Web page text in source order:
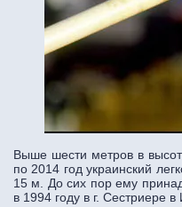
Выше шести метров в
по 2014 год украинский
15 м. До сих пор ему
в 1994 году в г. Сестриере в